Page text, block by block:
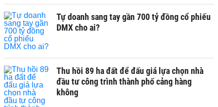
Tự doanh sang tay gần 700 tỷ đồng cổ phiếu
DMX cho ai?
Thu hồi 89 ha đất để đấu giá lựa chọn nhà
đầu tư công trình thành phố cảng hàng
không